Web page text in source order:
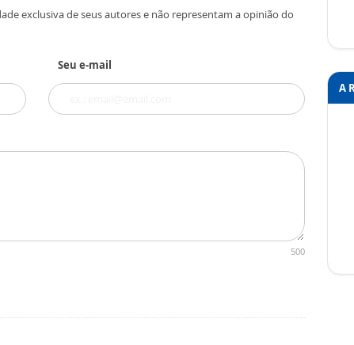
exclusiva de seus autores e não representam a opinião do
Seu e-mail
500
A